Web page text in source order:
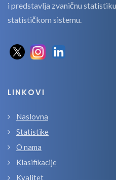
i predstavlja zvaničnu
statističkom sistemu.
LINKOVI
Naslovna
Statistike
O nama
Klasifikacije
Kvalitet